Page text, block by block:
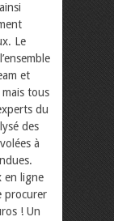
Le
et
tous
du
des
à
en ligne
procurer
! Un